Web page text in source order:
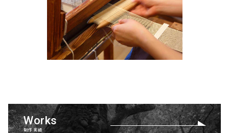
Works
制作実績